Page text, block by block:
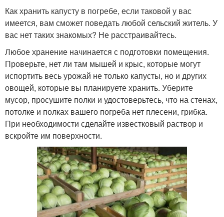
Как хранить капусту в погребе, если таковой у вас
имеется, вам сможет поведать любой сельский житель. У
вас нет таких знакомых? Не расстраивайтесь.
Любое хранение начинается с подготовки помещения.
Проверьте, нет ли там мышей и крыс, которые могут
испортить весь урожай не только капусты, но и других
овощей, которые вы планируете хранить. Уберите
мусор, просушите полки и удостоверьтесь, что на стенах,
потолке и полках вашего погреба нет плесени, грибка.
При необходимости сделайте известковый раствор и
вскройте им поверхности.